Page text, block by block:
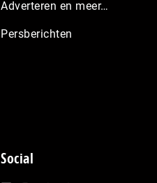
Adverteren en meer…
Persberichten
Social